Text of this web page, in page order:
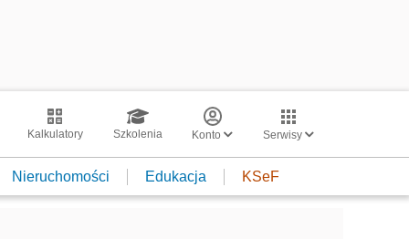
Kalkulatory Szkolenia Konto Serwisy
Nieruchomości Edukacja KSeF